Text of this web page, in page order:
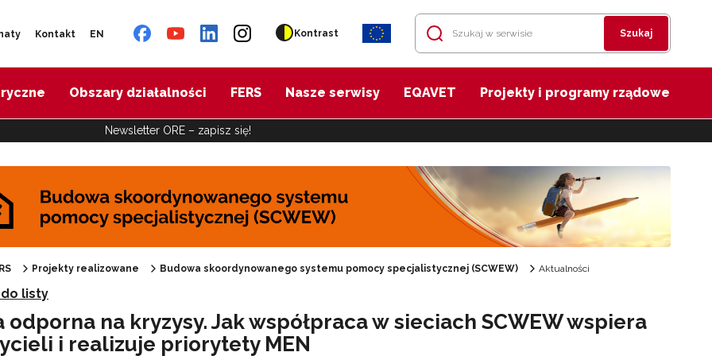
Kontakt EN Kontrast Szukaj
Obszary działalności FERS Nasze serwisy EQAVET Projekty i programy rządowe
Newsletter ORE – zapisz się!
skoordynowanego systemu pomocy specjalistycznej (SCWEW)"
Projekty realizowane Budowa skoordynowanego systemu pomocy specjalistycznej (SCWEW) Aktualności
listy
odporna na kryzysy. Jak współpraca w sieciach SCWEW wspiera
i realizuje priorytety MEN